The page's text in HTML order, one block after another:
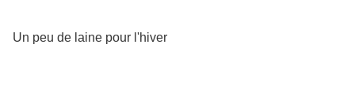
Un peu de laine pour l'hiver